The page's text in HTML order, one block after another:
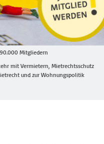
Mitgliedern
mit Vermietern, Mietrechtsschutz
und zur Wohnungspolitik